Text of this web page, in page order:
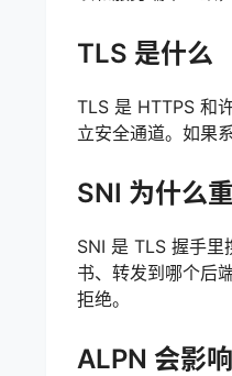
TLS 是什么
TLS 是 HTTPS 和
立安全通道。如果
SNI 为什么
SNI 是 TLS 握手里
书、转发到哪个后
拒绝。
ALPN 会影